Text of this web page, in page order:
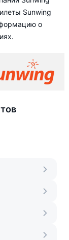
Sunwing
о